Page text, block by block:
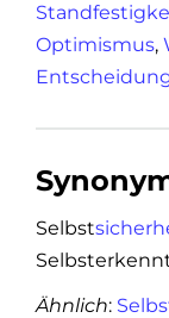
Optimismus,
Selbst
Ähnlich: